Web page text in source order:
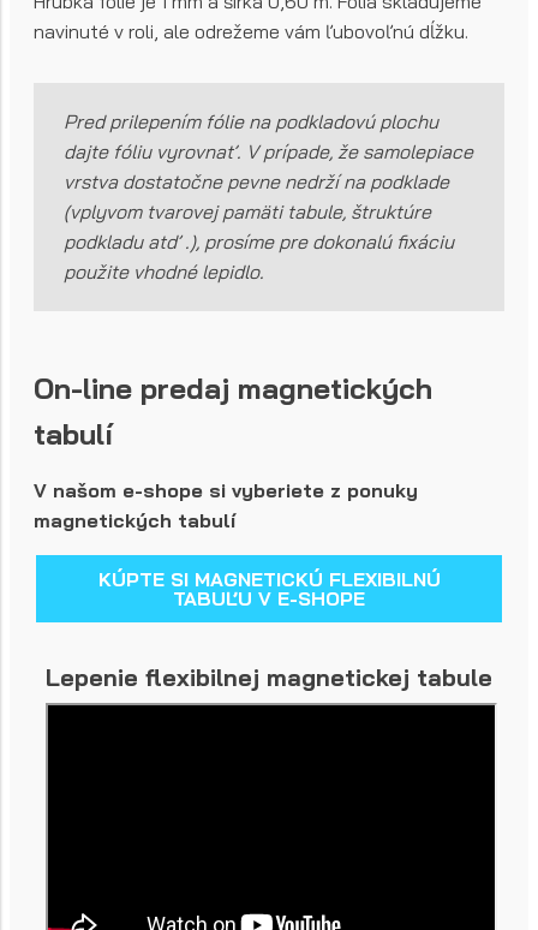
navinuté v roli, ale odrežeme vám ľubovoľnú dĺžku.
Pred prilepením fólie na podkladovú plochu
dajte fóliu vyrovnať. V prípade, že samolepiace
vrstva dostatočne pevne nedrží na podklade
(vplyvom tvarovej pamäti tabule, štruktúre
podkladu atď .), prosíme pre dokonalú fixáciu
použite vhodné lepidlo.
On-line predaj magnetických
tabulí
V našom e-shope si vyberiete z ponuky
magnetických tabulí
KÚPTE SI MAGNETICKÚ FLEXIBILNÚ
TABUĽU V E-SHOPE
Lepenie flexibilnej magnetickej tabule